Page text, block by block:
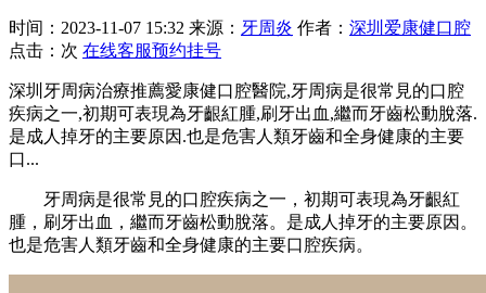
时间：2023-11-07 15:32 来源： 牙周炎 作者： 深圳爱康健口腔
点击： 次 在线客服预约挂号
深圳牙周病治療推薦愛康健口腔醫院,牙周病是很常見的口腔
疾病之一,初期可表現為牙齦紅腫,刷牙出血,繼而牙齒松動脫落.
是成人掉牙的主要原因.也是危害人類牙齒和全身健康的主要
口...
牙周病是很常見的口腔疾病之一，初期可表現為牙齦紅
腫，刷牙出血，繼而牙齒松動脫落。是成人掉牙的主要原因。
也是危害人類牙齒和全身健康的主要口腔疾病。